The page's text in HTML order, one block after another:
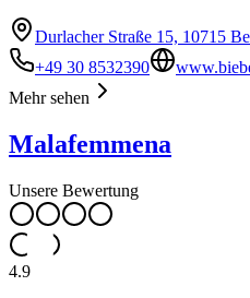
Durlacher Straße 15, 10715
+49 30 8532390
Mehr sehen
Malafemmena
Unsere Bewertung
4.9